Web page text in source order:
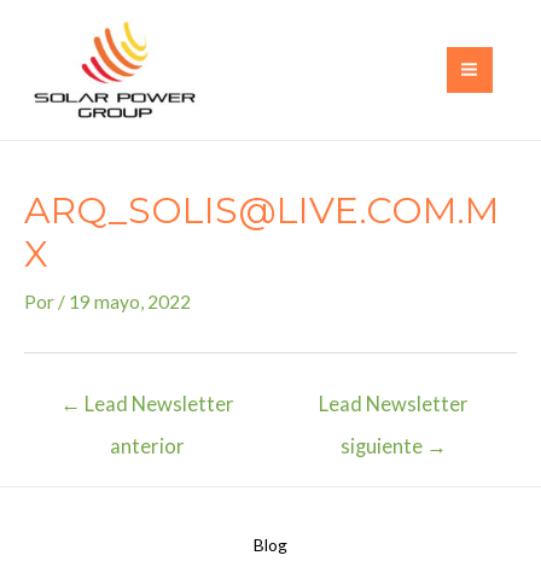
ARQ_SOLIS@LIVE.COM.M
X
Por / 19 mayo, 2022
Navegación
← Lead Newsletter
anterior
Lead Newsletter
siguiente →
Blog